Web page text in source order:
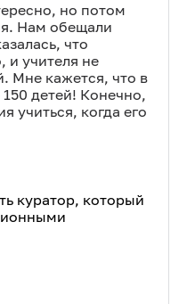
но потом
Нам обещали
что
и учителя не
Мне кажется, что в
детей! Конечно,
учиться, когда его
куратор, который